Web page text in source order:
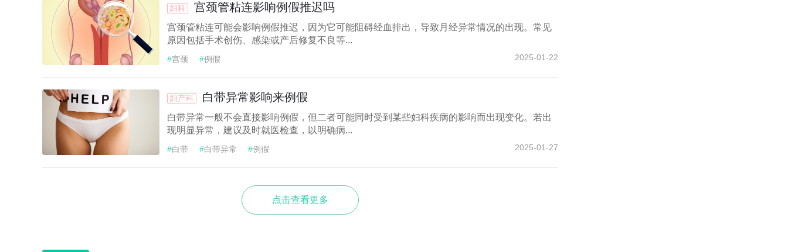
妇科 宫颈管粘连影响例假推迟吗
宫颈管粘连可能会影响例假推迟，因为它可能阻碍经血排出，导致月经异常情况的出现。常见
原因包括手术创伤、感染或产后修复不良等...
#宫颈 #例假 2025-01-22
妇产科 白带异常影响来例假
白带异常一般不会直接影响例假，但二者可能同时受到某些妇科疾病的影响而出现变化。若出
现明显异常，建议及时就医检查，以明确病...
#白带 #白带异常 #例假 2025-01-27
点击查看更多